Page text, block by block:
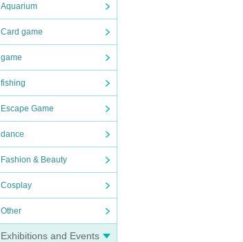
Aquarium
Card game
game
fishing
Escape Game
dance
Fashion & Beauty
Cosplay
Other
Exhibitions and Events